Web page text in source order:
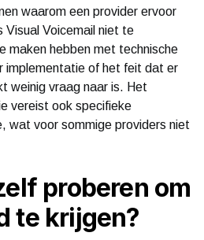
waarom een provider ervoor
Visual Voicemail niet te
maken hebben met technische
implementatie of het feit dat er
weinig vraag naar is. Het
vereist ook specifieke
wat voor sommige providers niet
proberen om
te krijgen?